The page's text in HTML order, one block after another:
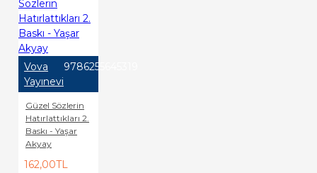
Vova
Yayınevi
9786255645319
Güzel Sözlerin
Hatırlattıkları 2.
Baskı - Yaşar
Akyay
162,00TL